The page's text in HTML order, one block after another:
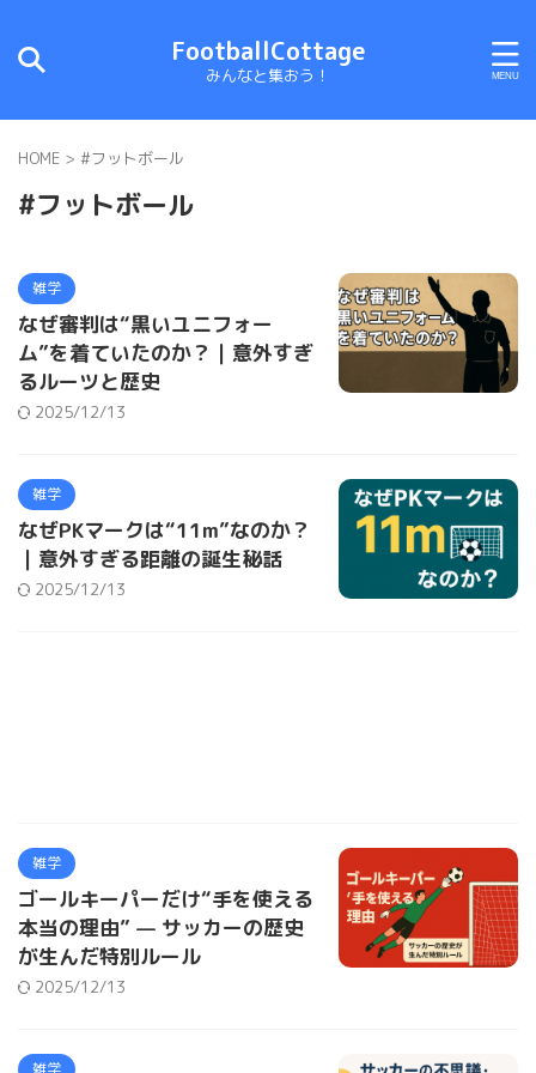
FootballCottage
みんなと集おう！
HOME > #フットボール
#フットボール
雑学
なぜ審判は“黒いユニフォー
ム”を着ていたのか？｜意外すぎ
るルーツと歴史
2025/12/13
雑学
なぜPKマークは“11m”なのか？
｜意外すぎる距離の誕生秘話
2025/12/13
雑学
ゴールキーパーだけ“手を使える
本当の理由” — サッカーの歴史
が生んだ特別ルール
2025/12/13
雑学